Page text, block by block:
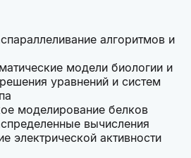
алгоритмов и
модели биологии и
уравнений и систем
белков
вычисления
активности